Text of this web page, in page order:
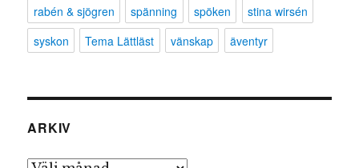
rabén & sjögren
spänning spöken
stina wirsén
syskon
Tema Lättläst vänskap äventyr
ARKIV